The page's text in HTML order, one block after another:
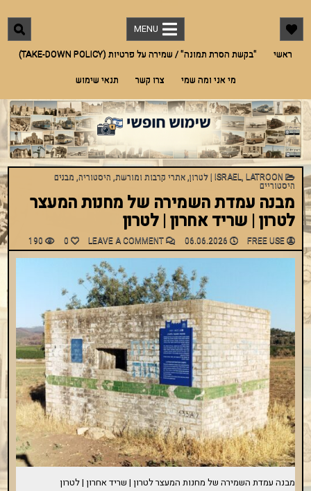
content
"שימוש חופשי"
מאגר תמונות חינמי לתמונות מארץ ישראל אך לא רק. אדריכלות, היסטוריה, מורשת,
בעלי חיים, טבע ועוד
MENU
ראשי
"בקשת הסרת תמונה" / שמירה על פרטיות (TAKE-DOWN POLICY)
מי אני ומה שמי
צרו קשר תנאי שימוש
POSTED
IN
ISRAEL, LATROON | לטרון ,אתרי קרבות ומורשת, היסטוריה, מבנים
היסטוריים
מבנה עמדת השמירה של מחנות המעצר
לטרון | שריד אחרון | לטרון
FREE USE
LEAVE A COMMENT
ON
מבנה
עמדת
של
מחנות
המעצר
לטרון
|
שריד
אחרון
|
לטרון
0
190
מבנה עמדת השמירה של מחנות המעצר לטרון | שריד אחרון | לטרון